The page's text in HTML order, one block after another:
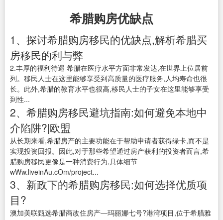
希腊购房优缺点
1、探讨希腊购房移民的优缺点,解析希腊买
房移民的利与弊
2.丰厚的福利待遇 希腊在医疗水平方面非常发达,在世界上位居前
列。移民人士在这里能够享受到高质量的医疗服务,人均寿命也很
长。此外,希腊的教育水平也很高,移民人士的子女在这里能够享受
到性...
2、希腊购房移民避坑指南:如何避免本地中
介陷阱?|欧盟
从长期来看,希腊房产的主要功能在于帮助申请者获得绿卡,而不是
实现投资回报。因此,对于那些希望通过房产获利的投资者而言,希
腊购房移民更像是一种消费行为,具体细节
wWw.liveinAu.cOm/project...
3、新政下的希腊购房移民:如何选择优质项
目?
澳加美联甄选希腊商改住房产—玛丽娜七号?港湾项目,位于希腊雅